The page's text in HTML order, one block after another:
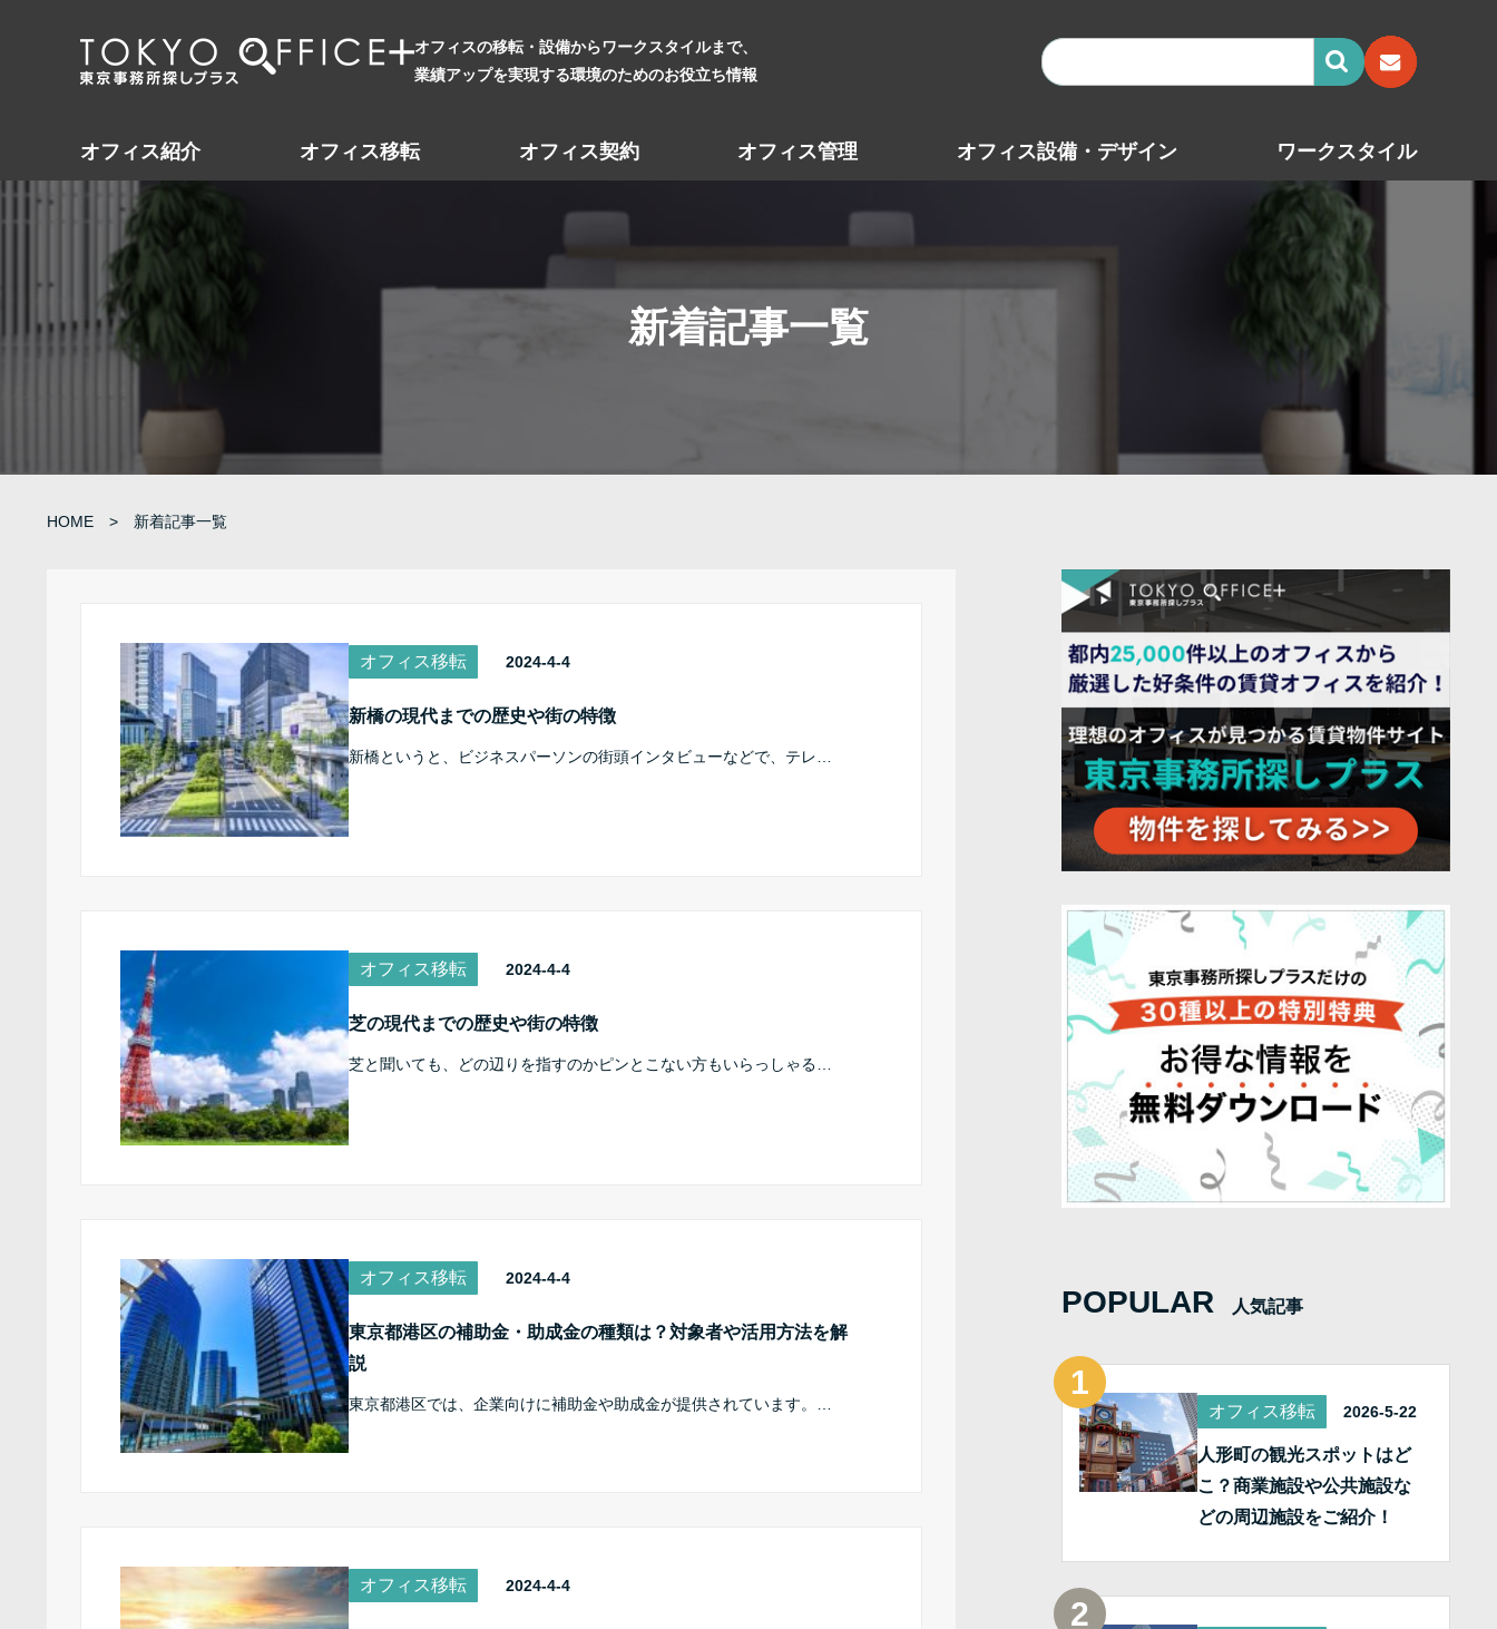
オフィスの移転・設備からワークスタイルまで、
業績アップを実現する環境のためのお役立ち情報
オフィス紹介 オフィス移転 オフィス契約 オフィス管理 オフィス設備・デザイン ワークスタイル
新着記事一覧
HOME 新着記事一覧
オフィス移転 2024-4-4
新橋の現代までの歴史や街の特徴
新橋というと、ビジネスパーソンの街頭インタビューなどで、テレ…
オフィス移転 2024-4-4
芝の現代までの歴史や街の特徴
芝と聞いても、どの辺りを指すのかピンとこない方もいらっしゃる…
オフィス移転 2024-4-4
東京都港区の補助金・助成金の種類は？対象者や活用方法を解
説
東京都港区では、企業向けに補助金や助成金が提供されています。…
オフィス移転 2024-4-4
POPULAR 人気記事
オフィス移転 2026-5-22
人形町の観光スポットはど
こ？商業施設や公共施設な
どの周辺施設をご紹介！